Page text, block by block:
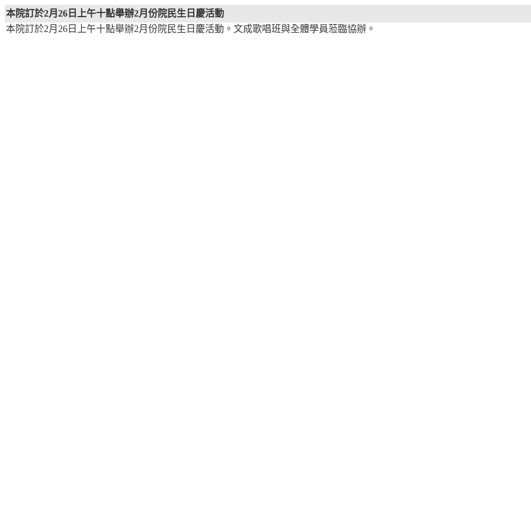
本院訂於2月26日上午十點舉辦2月份院民生日慶活動
本院訂於2月26日上午十點舉辦2月份院民生日慶活動。文成歌唱班與全體學員蒞臨協辦。